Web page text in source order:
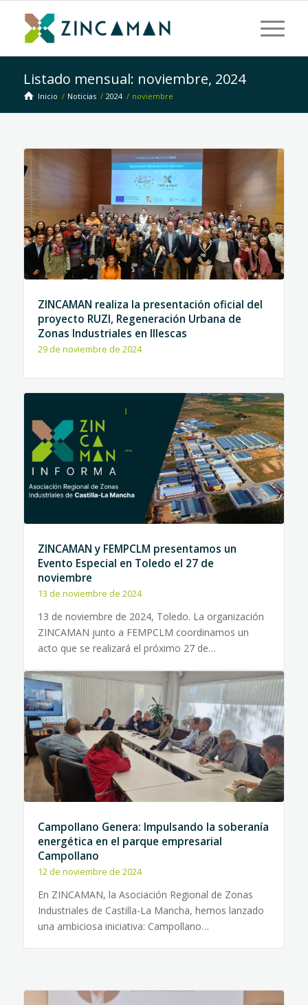
Listado mensual: noviembre, 2024
Inicio / Noticias / 2024 / noviembre
ZINCAMAN realiza la presentación oficial del
proyecto RUZI, Regeneración Urbana de
Zonas Industriales en Illescas
29 de noviembre de 2024
ZINCAMAN y FEMPCLM presentamos un
Evento Especial en Toledo el 27 de
noviembre
13 de noviembre de 2024
13 de noviembre de 2024, Toledo. La organización
ZINCAMAN junto a FEMPCLM coordinamos un
acto que se realizará el próximo 27 de…
Campollano Genera: Impulsando la soberanía
energética en el parque empresarial
Campollano
12 de noviembre de 2024
En ZINCAMAN, la Asociación Regional de Zonas
Industriales de Castilla-La Mancha, hemos lanzado
una ambiciosa iniciativa: Campollano…